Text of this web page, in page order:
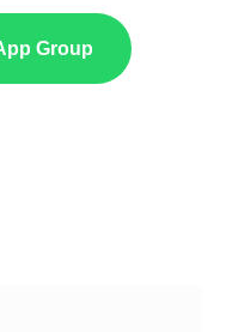
Group